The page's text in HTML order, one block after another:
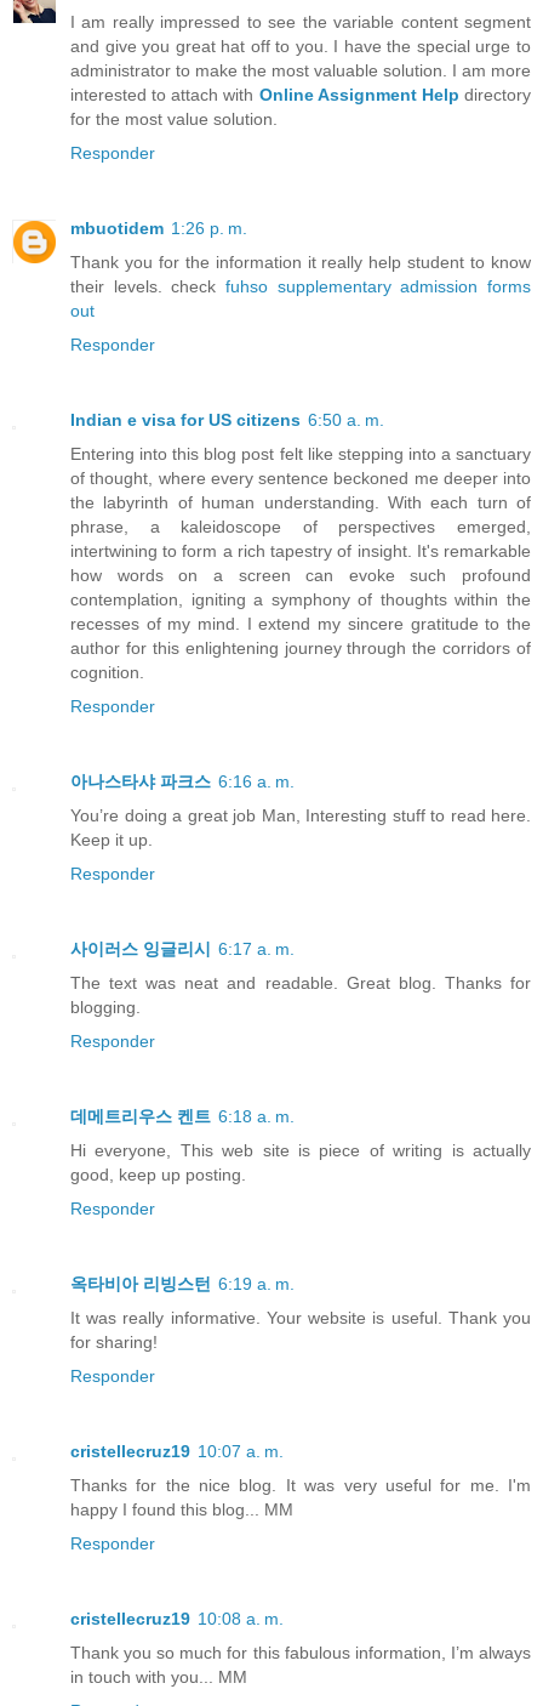
I am really impressed to see the variable content segment
and give you great hat off to you. I have the special urge to
administrator to make the most valuable solution. I am more
interested to attach with Online Assignment Help directory
for the most value solution.
Responder
mbuotidem 1:26 p. m.
Thank you for the information it really help student to know
their levels. check fuhso supplementary admission forms
out
Responder
Indian e visa for US citizens 6:50 a. m.
Entering into this blog post felt like stepping into a sanctuary
of thought, where every sentence beckoned me deeper into
the labyrinth of human understanding. With each turn of
phrase, a kaleidoscope of perspectives emerged,
intertwining to form a rich tapestry of insight. It's remarkable
how words on a screen can evoke such profound
contemplation, igniting a symphony of thoughts within the
recesses of my mind. I extend my sincere gratitude to the
author for this enlightening journey through the corridors of
cognition.
Responder
아나스타샤 파크스 6:16 a. m.
You’re doing a great job Man, Interesting stuff to read here.
Keep it up.
Responder
사이러스 잉글리시
6:17 a. m.
The text was neat and readable. Great blog. Thanks for
blogging.
Responder
데메트리우스 켄트 6:18 a. m.
Hi everyone, This web site is piece of writing is actually
good, keep up posting.
Responder
옥타비아 리빙스턴 6:19 a. m.
It was really informative. Your website is useful. Thank you
for sharing!
Responder
cristellecruz19 10:07 a. m.
Thanks for the nice blog. It was very useful for me. I'm
happy I found this blog... MM
Responder
cristellecruz19 10:08 a. m.
Thank you so much for this fabulous information, I’m always
in touch with you... MM